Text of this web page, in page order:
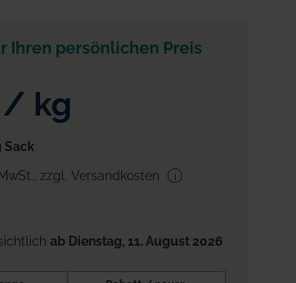
Ihren persönlichen Preis
/ kg
Sack
zzgl. Versandkosten
ab Dienstag, 11. August 2026